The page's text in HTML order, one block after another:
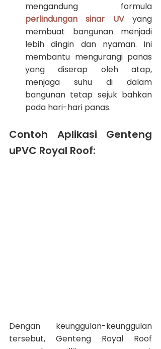
perlindungan sinar UV yang
membuat bangunan menjadi
lebih dingin dan nyaman. Ini
membantu mengurangi panas
yang diserap oleh atap,
menjaga suhu di dalam
bangunan tetap sejuk bahkan
pada hari-hari panas.
Contoh Aplikasi Genteng
uPVC Royal Roof:
Dengan keunggulan-keunggulan
tersebut, Genteng Royal Roof